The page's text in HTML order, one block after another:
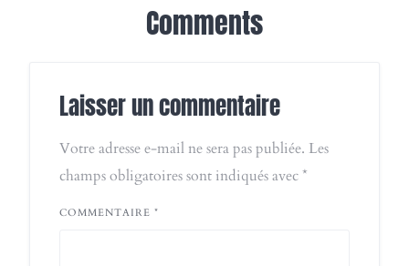
Comments
Laisser un commentaire
Votre adresse e-mail ne sera pas publiée. Les
champs obligatoires sont indiqués avec*
COMMENTAIRE *